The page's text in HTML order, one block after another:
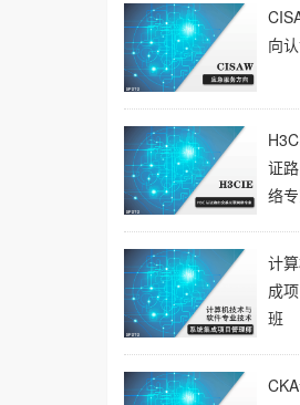
向
证
络
计
成
班